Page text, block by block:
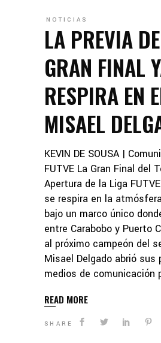
NOTICIAS
LA PREVIA
GRAN FINAL
RESPIRA EN
MISAEL
KEVIN DE SOUSA |
FUTVE La Gran Final del
Apertura de la Liga
se respira en la
bajo un marco único
entre Carabobo y Puerto
al próximo campeón del
Misael Delgado abrió sus
medios de comunicación
READ MORE
SHARE